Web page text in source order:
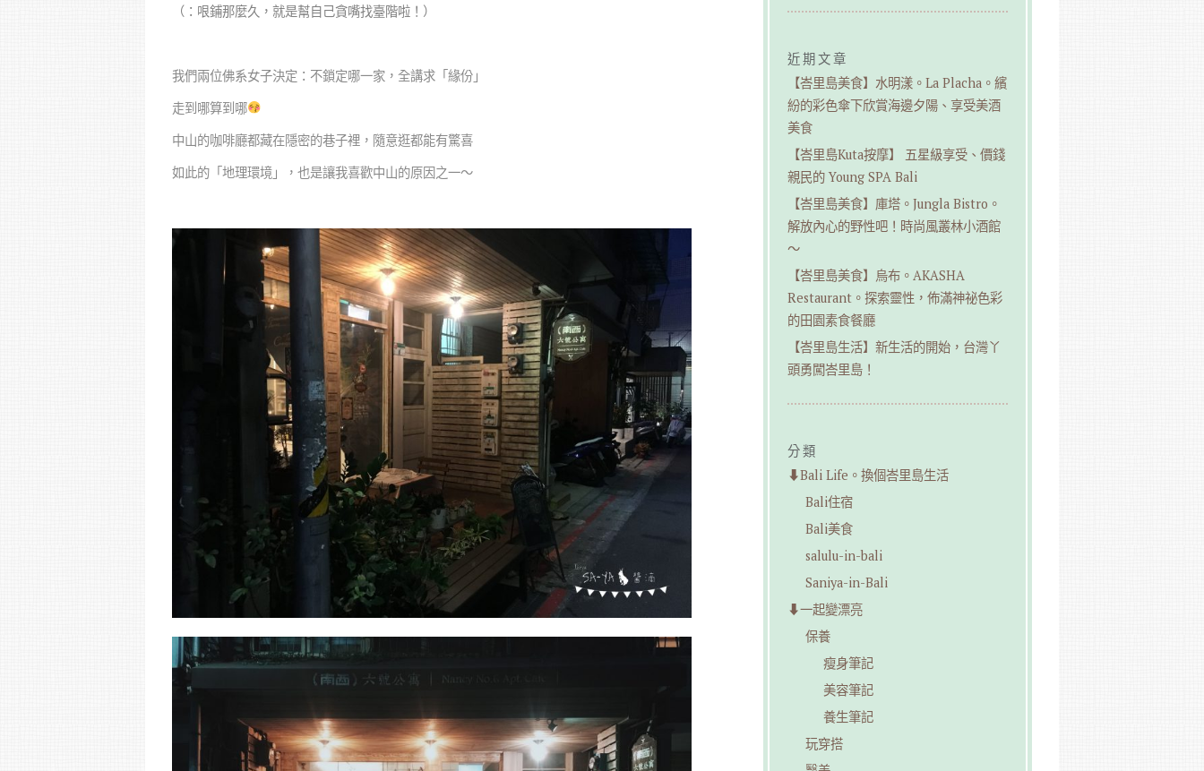
（：哏鋪那麼久，就是幫自己貪嘴找臺階啦！）
我們兩位佛系女子決定：不鎖定哪一家，全講求「緣份」
走到哪算到哪
中山的咖啡廳都藏在隱密的巷子裡，隨意逛都能有驚喜
如此的「地理環境」，也是讓我喜歡中山的原因之一～
近期文章
【峇里島美食】水明漾。La Placha。繽
紛的彩色傘下欣賞海邊夕陽、享受美酒
美食
【峇里島Kuta按摩】 五星級享受、價錢
親民的 Young SPA Bali
【峇里島美食】庫塔。Jungla Bistro。
解放內心的野性吧！時尚風叢林小酒館
～
【峇里島美食】烏布。AKASHA
Restaurant。探索靈性，佈滿神祕色彩
的田園素食餐廳
【峇里島生活】新生活的開始，台灣丫
頭勇闖峇里島！
分類
⬇︎Bali Life。換個峇里島生活
Bali住宿
Bali美食
salulu-in-bali
Saniya-in-Bali
⬇︎一起變漂亮
保養
瘦身筆記
美容筆記
養生筆記
玩穿搭